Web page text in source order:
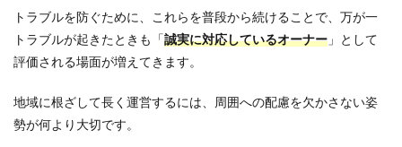
トラブルを防ぐために、これらを普段から続けることで、万が一
トラブルが起きたときも「 誠実に対応しているオーナー 」として
評価される場面が増えてきます。
地域に根ざして長く運営するには、周囲への配慮を欠かさない姿
勢が何より大切です。